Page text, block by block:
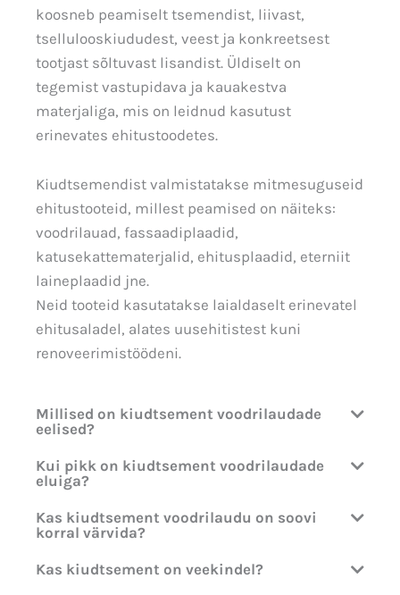
koosneb peamiselt tsemendist, liivast,
tsellulooskiududest, veest ja konkreetsest
tootjast sõltuvast lisandist. Üldiselt on
tegemist vastupidava ja kauakestva
materjaliga, mis on leidnud kasutust
erinevates ehitustoodetes.
Kiudtsemendist valmistatakse mitmesuguseid
ehitustooteid, millest peamised on näiteks:
voodrilauad, fassaadiplaadid,
katusekattematerjalid, ehitusplaadid, eterniit
laineplaadid jne.
Neid tooteid kasutatakse laialdaselt erinevatel
ehitusaladel, alates uusehitistest kuni
renoveerimistöödeni.
Millised on kiudtsement voodrilaudade
eelised?
Kui pikk on kiudtsement voodrilaudade
eluiga?
Kas kiudtsement voodrilaudu on soovi
korral värvida?
Kas kiudtsement on veekindel?